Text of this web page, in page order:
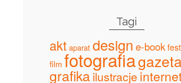
Tagi
akt aparat design e-book
film fotografia
grafika ilustracje